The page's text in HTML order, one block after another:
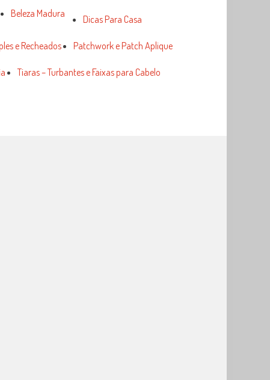
Beleza Madura
Dicas Para Casa
e Recheados Patchwork e Patch Aplique
Tiaras – Turbantes e Faixas para Cabelo